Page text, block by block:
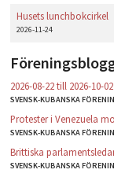
Husets lunchbokcirkel
2026-11-24
2026-08-22 till 2026-10-02
SVENSK-KUBANSKA
Protester i Venezuela
SVENSK-KUBANSKA
Brittiska
SVENSK-KUBANSKA